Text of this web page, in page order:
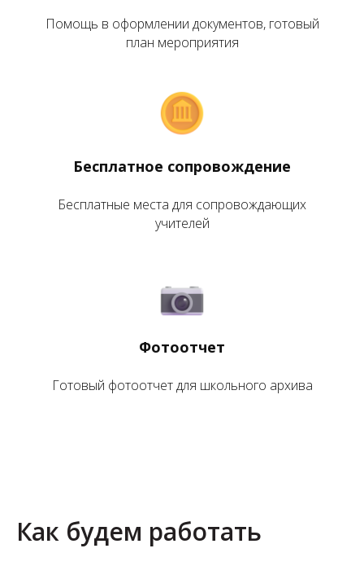
Помощь в оформлении документов, готовый
план мероприятия
Бесплатное сопровождение
Бесплатные места для сопровождающих
учителей
Фотоотчет
Готовый фотоотчет для школьного архива
Как будем работать